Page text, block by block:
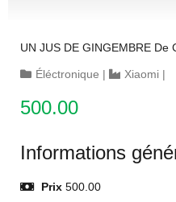
UN JUS DE GINGEMBRE De
Éléctronique | Xiaomi |
500.00
Informations
Prix 500.00